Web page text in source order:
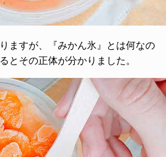
ますが、『みかん氷』とは何なの
とその正体が分かりました。